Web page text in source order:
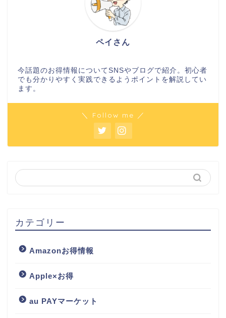
ペイさん
今話題のお得情報についてSNSやブログで紹介。初心者
でも分かりやすく実践できるようポイントを解説してい
ます。
＼ Follow me ／
カテゴリー
Amazonお得情報
Apple×お得
au PAYマーケット